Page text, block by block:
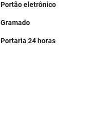
Portão eletrônico
Gramado
Portaria 24 horas